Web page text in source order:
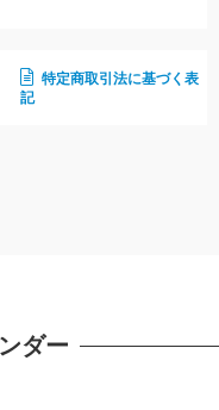
特定商取引法に基づく表
記
ダー